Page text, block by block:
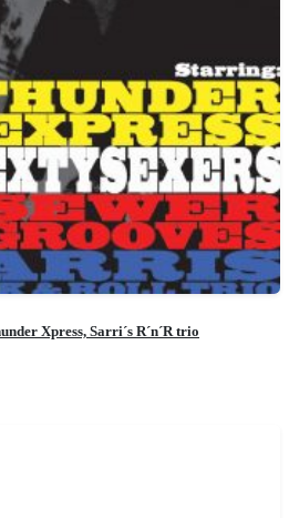
Xpress, Sarri´s R´n´R trio